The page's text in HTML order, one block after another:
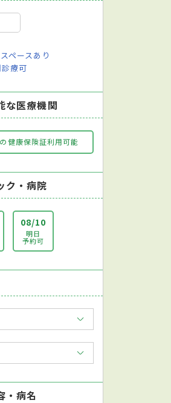
ペースあり
療可
な医療機関
健康保険証利用可能
ク・病院
08/10
明日
予約可
・病名